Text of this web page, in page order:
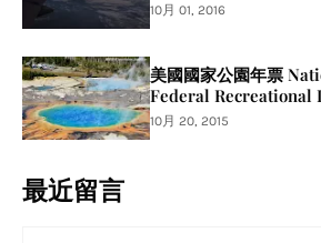
10月 01, 2016
美國國家公園年票
Federal Recreational
10月 20, 2015
最近留言